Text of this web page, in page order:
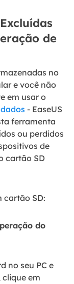
de
no
e você não
em usar o
- EaseUS
ferramenta
ou perdidos
de
cartão SD
cartão SD:
do
no seu PC e
clique em